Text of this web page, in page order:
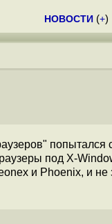
НОВОСТИ (+)
под X-
и Рhoenix, и